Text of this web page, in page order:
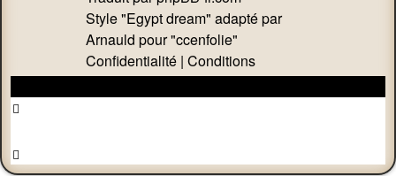
Style "Egypt dream" adapté par
Arnauld pour "ccenfolie"
Confidentialité| Conditions